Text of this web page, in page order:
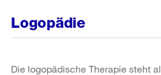
Logopädie
Die logopädische Therapie steht